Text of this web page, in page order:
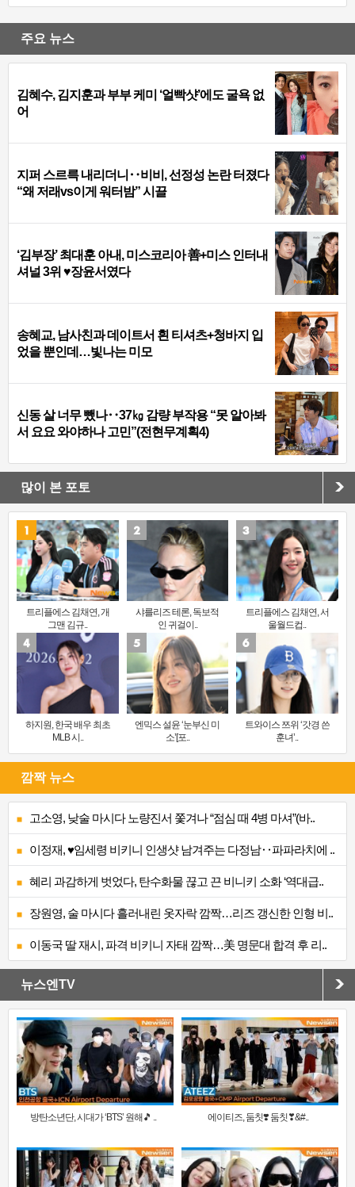
주요 뉴스
김혜수, 김지훈과 부부 케미 ‘얼빡샷’에도 굴욕 없
어
지퍼 스르륵 내리더니‥비비, 선정성 논란 터졌다
“왜 저래vs이게 워터밤” 시끌
‘김부장’ 최대훈 아내, 미스코리아 善+미스 인터내
셔널 3위 ♥장윤서였다
송혜교, 남사친과 데이트서 흰 티셔츠+청바지 입
었을 뿐인데…빛나는 미모
신동 살 너무 뺐나‥37㎏ 감량 부작용 “못 알아봐
서 요요 와야하나 고민”(전현무계획4)
많이 본 포토
트리플에스 김채연, 개
그맨 김규..
샤를리즈 테론, 독보적
인 귀걸이..
트리플에스 김채연, 서
울월드컵..
하지원, 한국 배우 최초
MLB 시..
엔믹스 설윤 ‘눈부신 미
소’[포..
트와이스 쯔위 ‘갓경 쓴
훈녀’..
깜짝 뉴스
고소영, 낮술 마시다 노량진서 쫓겨나 “점심 때 4병 마셔”(바..
이정재, ♥임세령 비키니 인생샷 남겨주는 다정남‥파파라치에 ..
혜리 과감하게 벗었다, 탄수화물 끊고 끈 비니키 소화 ‘역대급..
장원영, 술 마시다 흘러내린 옷자락 깜짝…리즈 갱신한 인형 비..
이동국 딸 재시, 파격 비키니 자태 깜짝…美 명문대 합격 후 리..
뉴스엔TV
방탄소년단, 시대가 ‘BTS’ 원해🎵 .. 에이티즈, 둠칫❣️ 둠칫❣&#..